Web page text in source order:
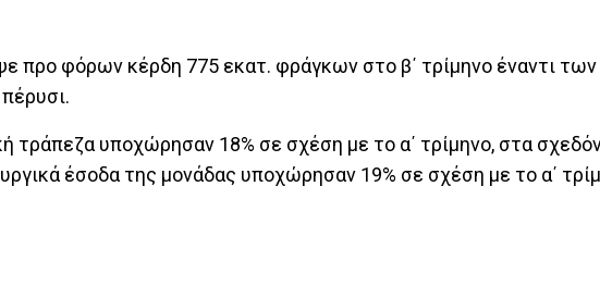
προ φόρων κέρδη 775 εκατ. φράγκων στο β΄ τρίμηνο έναντι
τράπεζα υποχώρησαν 18% σε σχέση με το α΄ τρίμηνο, στα
έσοδα της μονάδας υποχώρησαν 19% σε σχέση με το α΄